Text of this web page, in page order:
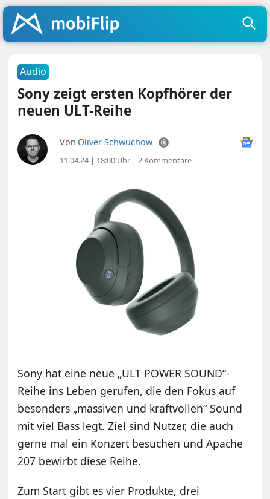
Audio
Sony zeigt ersten Kopfhörer der
neuen ULT-Reihe
Von Oliver Schwuchow
11.04.24 | 18:00 Uhr |2 Kommentare
Sony hat eine neue „ULT POWER SOUND“-
Reihe ins Leben gerufen, die den Fokus auf
besonders „massiven und kraftvollen“ Sound
mit viel Bass legt. Ziel sind Nutzer, die auch
gerne mal ein Konzert besuchen und Apache
207 bewirbt diese Reihe.
Zum Start gibt es vier Produkte, drei